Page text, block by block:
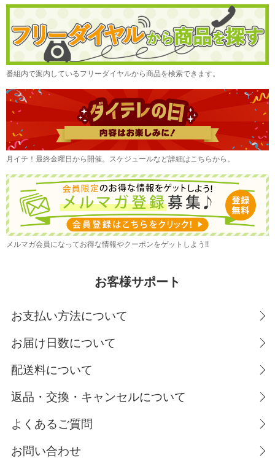
番組内で案内しているフリーダイヤルから商品を検索できます。
月イチ！最終金曜日から開催。スケジュールなど詳細はこちらから。
メルマガ会員になってお得な情報やクーポンをゲットしよう!!
お客様サポート
お支払い方法について
お届け日数について
配送料について
返品・交換・キャンセルについて
よくあるご質問
お問い合わせ